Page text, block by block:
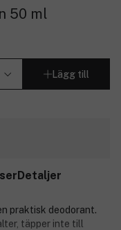
50 ml
Lägg till
Detaljer
praktisk deodorant.
täpper inte till